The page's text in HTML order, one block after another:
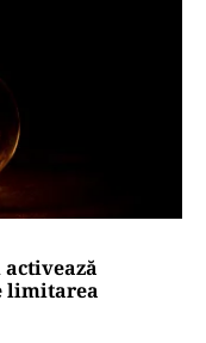
limitarea